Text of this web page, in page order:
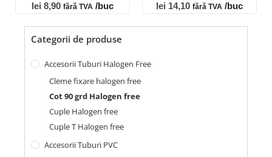
Categorii de produse
Accesorii Tuburi Halogen Free
Cleme fixare halogen free
Cot 90 grd Halogen free
Cuple Halogen free
Cuple T Halogen free
Accesorii Tuburi PVC
lei 8,90 fără TVA /buc lei 14,10 fără TVA /buc